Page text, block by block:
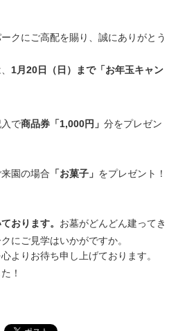
クにご高配を賜り、誠にありがとう
1月20日（日）まで「お年玉キャン
で商品券「1,000円」分をプレゼン
園の場合 「お菓子」 をプレゼント！
おります。 お墓がどんどん建ってき
にご見学はいかがですか。
よりお待ち申し上げております。
！